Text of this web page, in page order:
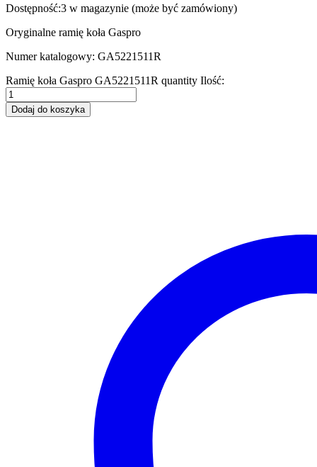
Dostępność:3 w magazynie (może być zamówiony)
Oryginalne ramię koła Gaspro
Numer katalogowy: GA5221511R
Ramię koła Gaspro GA5221511R quantity Ilość:
Dodaj do koszyka